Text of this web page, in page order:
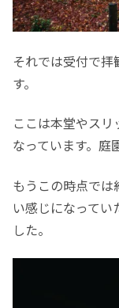
それでは受付で
す。
ここは本堂やス
なっています。庭
もうこの時点で
い感じになって
した。